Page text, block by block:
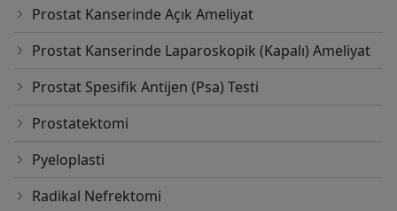
Prostat Kanserinde Açık Ameliyat
Prostat Kanserinde Laparoskopik (Kapalı) Ameliyat
Prostat Spesifik Antijen (Psa) Testi
Prostatektomi
Pyeloplasti
Radikal Nefrektomi